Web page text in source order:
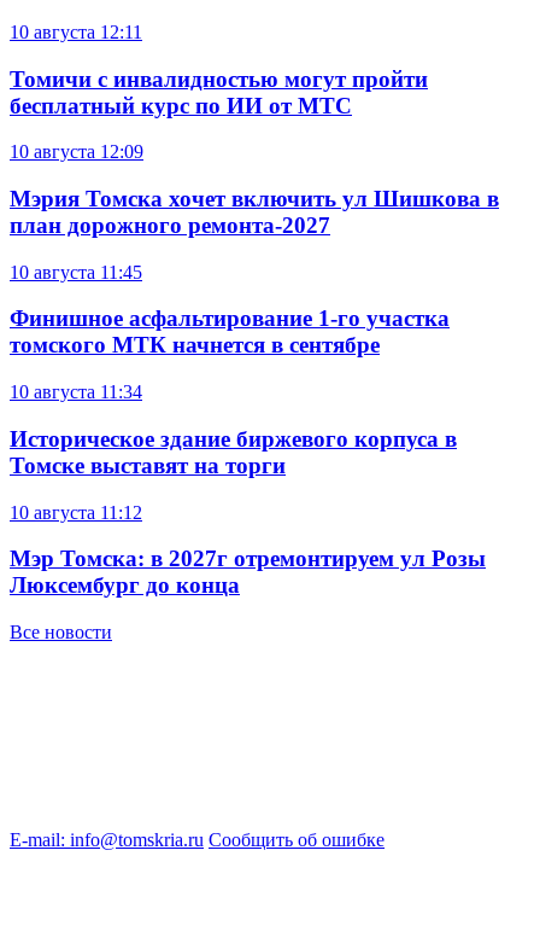
10 августа 12:11
Томичи с инвалидностью могут пройти
бесплатный курс по ИИ от МТС
10 августа 12:09
Мэрия Томска хочет включить ул Шишкова в
план дорожного ремонта-2027
10 августа 11:45
Финишное асфальтирование 1-го участка
томского МТК начнется в сентябре
10 августа 11:34
Историческое здание биржевого корпуса в
Томске выставят на торги
10 августа 11:12
Мэр Томска: в 2027г отремонтируем ул Розы
Люксембург до конца
Все новости
E-mail: info@tomskria.ru Сообщить об ошибке